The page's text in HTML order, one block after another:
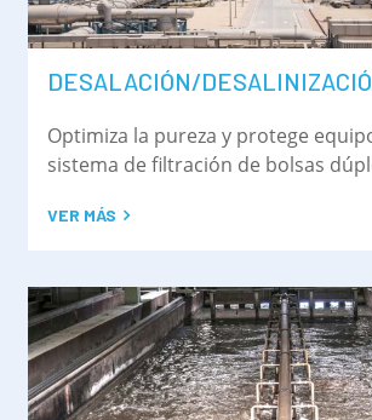
DESALACIÓN/
Optimiza la pureza y protege
sistema de filtración de bolsas
VER MÁS